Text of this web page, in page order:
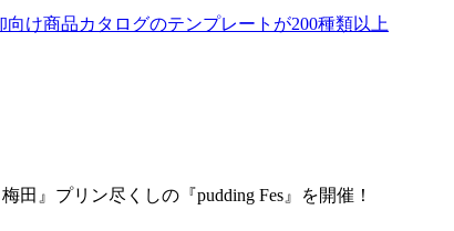
け商品カタログのテンプレートが200種類以上
田』プリン尽くしの『pudding Fes』を開催！